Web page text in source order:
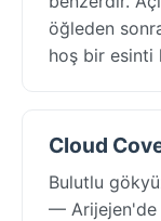
öğleden
hoş bir esinti
Cloud
Bulutlu
— Arijejen'de